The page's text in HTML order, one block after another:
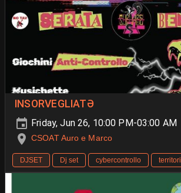
INSORVEGLIATƏ
Friday, Jun 26, 10:00 PM-03:00 AM
CSOAT Auro e Marco
DJSET Dj set cybercontrollo territori